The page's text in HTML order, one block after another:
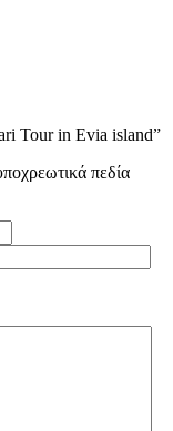
Tour in Evia island”
πεδία